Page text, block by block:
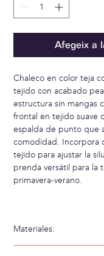
Afegeix a
Chaleco en color teja
tejido con acabado
estructura sin mangas
frontal en tejido suave
espalda de punto que
comodidad. Incorpora
tejido para ajustar la
prenda versátil para la
primavera-verano.
Materiales: